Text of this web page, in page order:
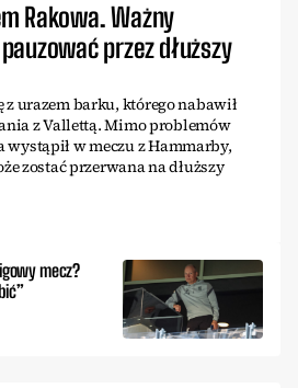
Rakowa. Ważny
przez dłuższy
urazem barku, którego nabawił
z Vallettą. Mimo problemów
w meczu z Hammarby,
zostać przerwana na dłuższy
mecz?